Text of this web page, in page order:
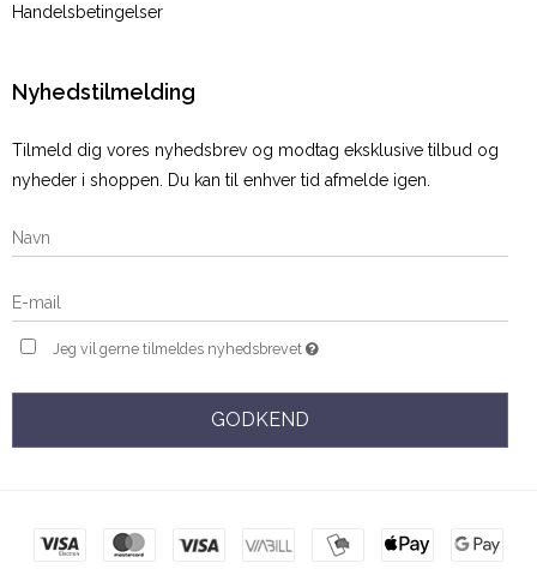
Handelsbetingelser
Nyhedstilmelding
Tilmeld dig vores nyhedsbrev og modtag eksklusive tilbud og
nyheder i shoppen. Du kan til enhver tid afmelde igen.
Jeg vil gerne tilmeldes nyhedsbrevet
GODKEND